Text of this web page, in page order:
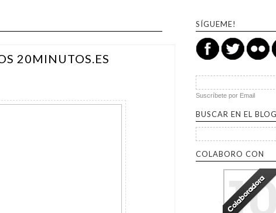
20MINUTOS.ES
SÍGUEME!
Suscríbete por Email
BUSCAR EN EL BLOG
Buscar por:
COLABORO CON